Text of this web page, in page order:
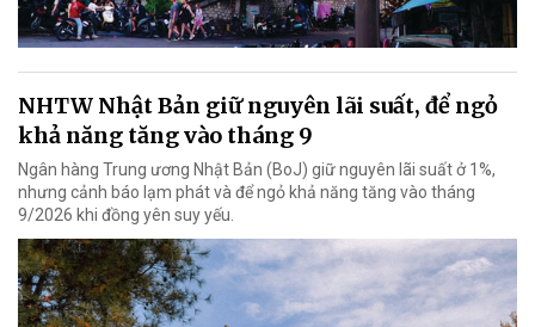
NHTW Nhật Bản giữ nguyên lãi suất, để ngỏ
khả năng tăng vào tháng 9
Ngân hàng Trung ương Nhật Bản (BoJ) giữ nguyên lãi suất ở 1%,
nhưng cảnh báo lạm phát và để ngỏ khả năng tăng vào tháng
9/2026 khi đồng yên suy yếu.